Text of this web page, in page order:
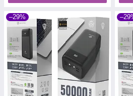
–29%